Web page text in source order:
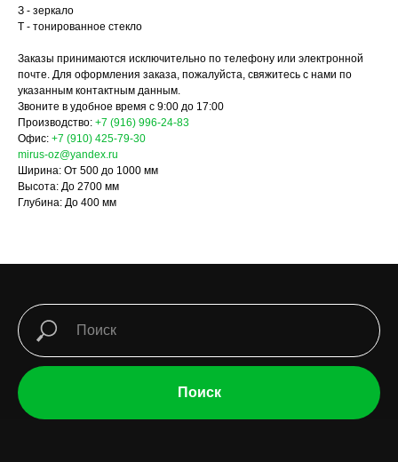
З - зеркало
Т - тонированное стекло
Заказы принимаются исключительно по телефону или электронной
почте. Для оформления заказа, пожалуйста, свяжитесь с нами по
указанным контактным данным.
Звоните в удобное время с 9:00 до 17:00
Производство: +7 (916) 996-24-83
Офис: +7 (910) 425-79-30
mirus-oz@yandex.ru
Ширина: От 500 до 1000 мм
Высота: До 2700 мм
Глубина: До 400 мм
Поиск